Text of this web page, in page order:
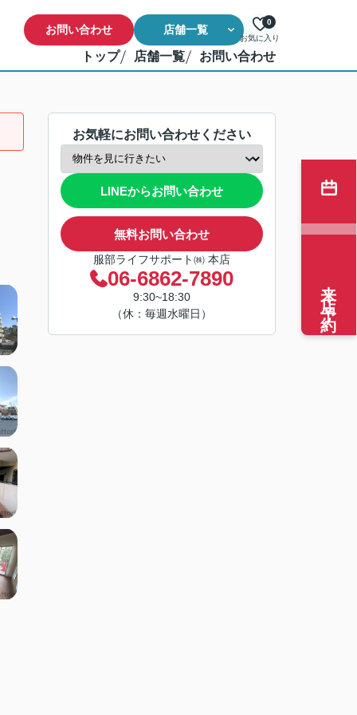
お問い合わせ 店舗一覧
お気に入り
0
トップ 店舗一覧 お問い合わせ
お気軽にお問い合わせください
LINEからお問い合わせ
無料お問い合わせ
服部ライフサポート㈱ 本店
06-6862-7890
9:30~18:30
（休：毎週水曜日）
来店予約